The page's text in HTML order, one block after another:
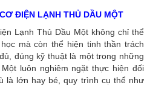
ĐIỆN LẠNH THỦ DẦU MỘT
Lạnh Thủ Dầu Một không chỉ thể
mà còn thể hiện tinh thần trách
đúng kỹ thuật là một trong những
luôn nghiêm ngặt thực hiện đối
là lớn hay bé, quy trình cụ thể như